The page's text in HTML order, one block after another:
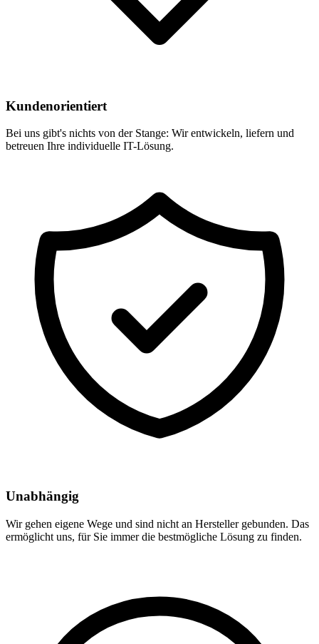
Kundenorientiert
Bei uns gibt's nichts von der Stange: Wir entwickeln, liefern und
betreuen Ihre individuelle IT-Lösung.
Unabhängig
Wir gehen eigene Wege und sind nicht an Hersteller gebunden. Das
ermöglicht uns, für Sie immer die bestmögliche Lösung zu finden.